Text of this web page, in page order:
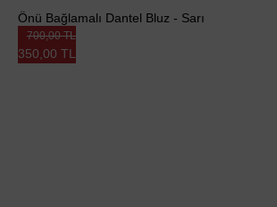
Önü Bağlamalı Dantel Bluz - Sarı
350,00 TL
700,00 TL